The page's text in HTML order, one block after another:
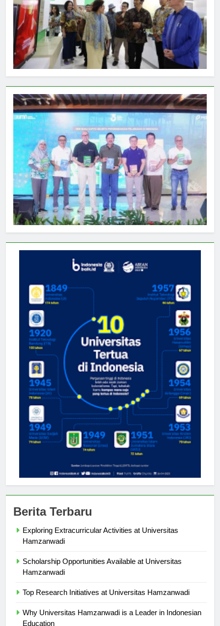
Berita Terbaru
Exploring Extracurricular Activities at Universitas
Scholarship Opportunities Available at Universitas
Why Universitas Hamzanwadi is a Leader in Indonesian